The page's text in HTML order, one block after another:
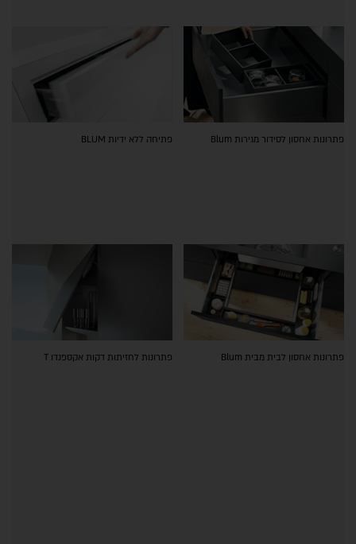
פתרונות אחסון לסידור מגירות Blum פתיחה ללא ידיות BLUM
פתרונות אחסון לבית מבית Blum פתרונות לחזיתות דקות אקספנדו T